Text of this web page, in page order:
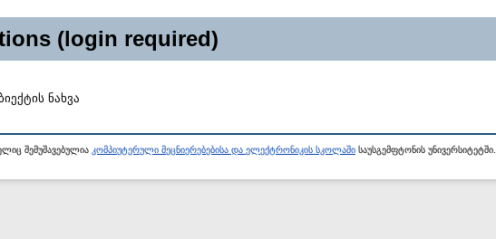
(login required)
ნახვა
შემუშავებულია კომპიუტერული მეცნიერებებისა და ელექტრონიკის სკოლაში საუსგემფტონის უნივერსიტეტში.